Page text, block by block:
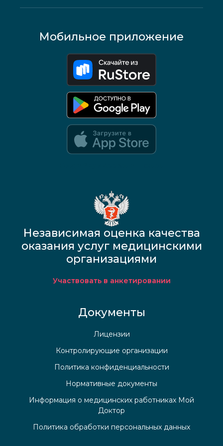
Мобильное приложение
Независимая оценка качества
оказания услуг медицинскими
организациями
Участвовать в анкетировании
Документы
Лицензии
Контролирующие организации
Политика конфиденциальности
Нормативные документы
Информация о медицинских работниках Мой
Доктор
Политика обработки персональных данных